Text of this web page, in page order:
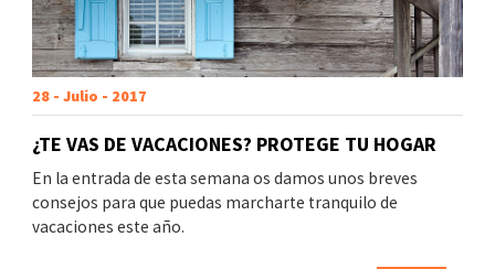
28 - Julio - 2017
¿TE VAS DE VACACIONES? PROTEGE TU HOGAR
En la entrada de esta semana os damos unos breves
consejos para que puedas marcharte tranquilo de
vacaciones este año.